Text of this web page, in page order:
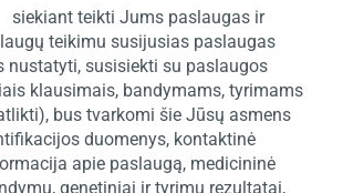
teikti Jums paslaugas ir
teikimu susijusias paslaugas
nustatyti, susisiekti su paslaugos
klausimais, bandymams, tyrimams
bus tvarkomi šie Jūsų asmens
duomenys, kontaktinė
apie paslaugą, medicininė
genetiniai ir tyrimų rezultatai,